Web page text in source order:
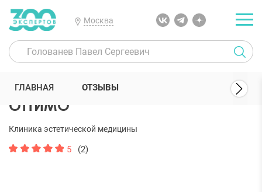
Москва
300 Экспертов Клиники
ОТТИМО
Клиника эстетической медицины
5 (2)
ГЛАВНАЯ ОТЗЫВЫ